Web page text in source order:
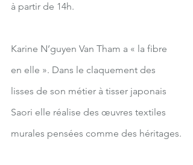
à partir de 14h.
Karine N’guyen Van Tham a « la fibre
en elle ». Dans le claquement des
lisses de son métier à tisser japonais
Saori elle réalise des œuvres textiles
murales pensées comme des héritages.